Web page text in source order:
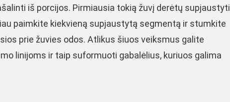
iš porcijos. Pirmiausia tokią žuvį derėtų supjaustyti
paimkite kiekvieną supjaustytą segmentą ir stumkite
prie žuvies odos. Atlikus šiuos veiksmus galite
linijoms ir taip suformuoti gabalėlius, kuriuos galima